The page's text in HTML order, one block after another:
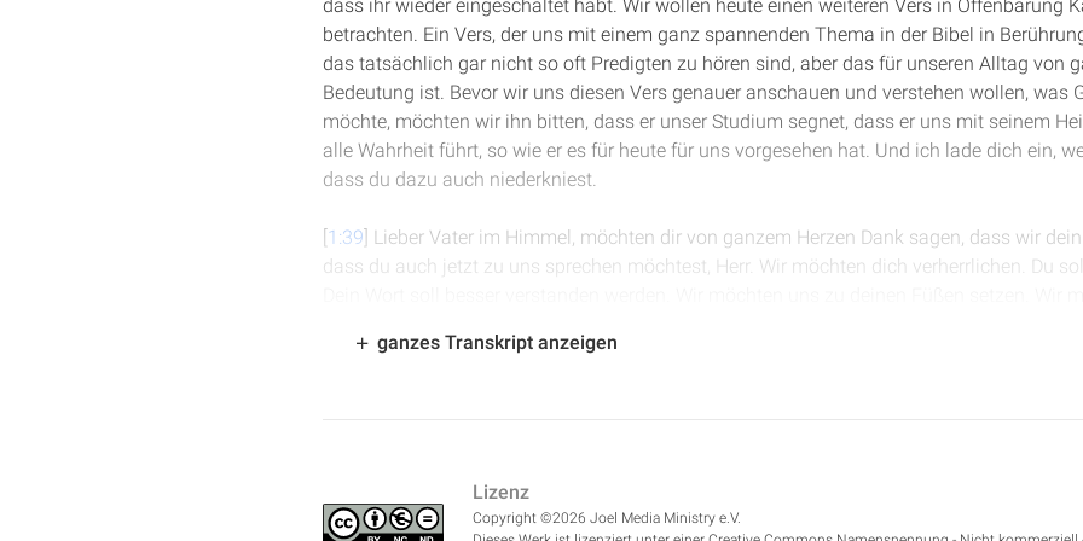
dass ihr wieder eingeschaltet habt. Wir wollen heute einen weiteren Vers in Offenbarung
betrachten. Ein Vers, der uns mit einem ganz spannenden Thema in der Bibel in
das tatsächlich gar nicht so oft Predigten zu hören sind, aber das für unseren Alltag von
Bedeutung ist. Bevor wir uns diesen Vers genauer anschauen und verstehen wollen, was
möchte, möchten wir ihn bitten, dass er unser Studium segnet, dass er uns mit seinem
alle Wahrheit führt, so wie er es für heute für uns vorgesehen hat. Und ich lade dich ein,
dass du dazu auch niederkniest.
[1:39] Lieber Vater im Himmel, möchten dir von ganzem Herzen Dank sagen, dass wir
dass du auch jetzt zu uns sprechen möchtest, Herr. Wir möchten dich verherrlichen. Du
wirkst, dass das Licht deiner Herrlichkeit auch andere Menschen sehen können in
und Monaten ausführlich studiert haben. Und wir haben gesehen, wie er dort das Buch
in der rechten Hand Gottes auf dem Thron, der auf dem Thron sitzt, gesehen hat und wie
ganzes Transkript anzeigen
Lizenz
Copyright ©2026 Joel Media Ministry e.V.